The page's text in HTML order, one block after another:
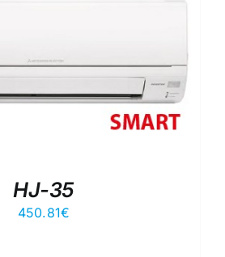
HJ-35
450.81€